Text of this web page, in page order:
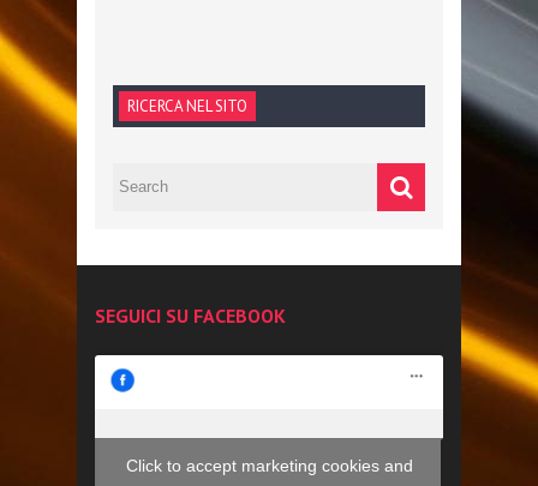
RICERCA NEL SITO
SEGUICI SU FACEBOOK
Click to accept marketing cookies and